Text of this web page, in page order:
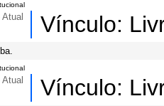
Vínculo:
Vínculo: